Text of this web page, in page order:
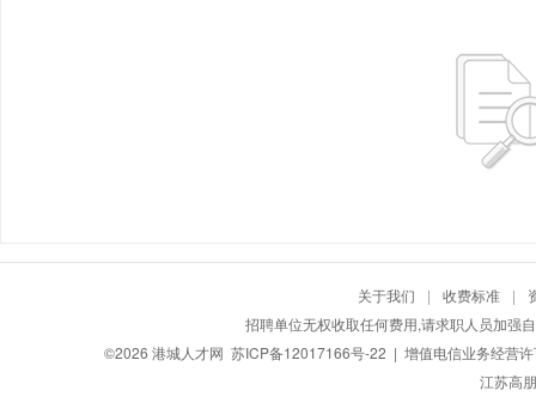
关于我们 | 收费标准 |
招聘单位无权收取任何费用,请求职人员加强
©2026 港城人才网 苏ICP备12017166号-22 | 增值电信业务经营
江苏高